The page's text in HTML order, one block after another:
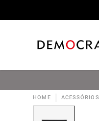
HOME ACESSÓRIOS